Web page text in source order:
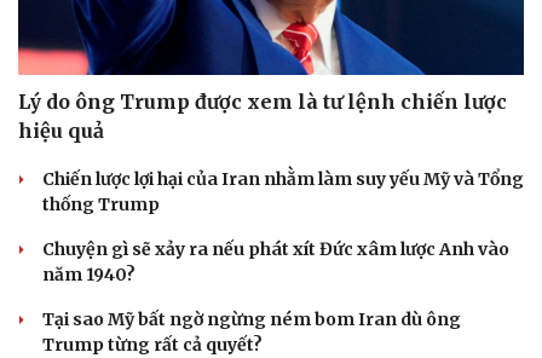
Lý do ông Trump được xem là tư lệnh chiến lược
hiệu quả
Chiến lược lợi hại của Iran nhằm làm suy yếu Mỹ và Tổng
thống Trump
Chuyện gì sẽ xảy ra nếu phát xít Đức xâm lược Anh vào
năm 1940?
Tại sao Mỹ bất ngờ ngừng ném bom Iran dù ông
Trump từng rất cả quyết?